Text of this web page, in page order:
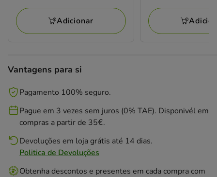
Adicionar
Vantagens para si
Pagamento 100% seguro.
Pague em 3 vezes sem juros (0% TAE). Disponivél em
compras a partir de 35€.
Devoluções em loja grátis até 14 dias.
Politica de Devoluções
Obtenha descontos e presentes em cada compra com